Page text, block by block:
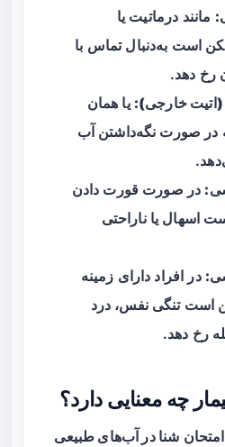
مانند درماتیت یا
است به‌دنبال تماس با
رخ دهد.
خارجی): یا همان
در صورت نگه‌داشتن آب
در صورت قورت دادن
اسهال یا ناراحتی
در افراد دارای زمینه
است تنگی نفس، درد
رخ دهد.
چه معنایی دارد؟
شنا در آب‌های طبیعی